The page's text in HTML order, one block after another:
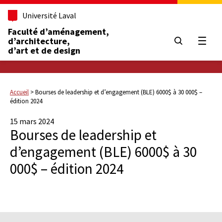
Université Laval
Faculté d’aménagement,
d’architecture,
d’art et de design
Accueil >Bourses de leadership et d’engagement (BLE) 6000$ à 30 000$ –
édition 2024
15 mars 2024
Bourses de leadership et
d’engagement (BLE) 6000$ à 30
000$ – édition 2024